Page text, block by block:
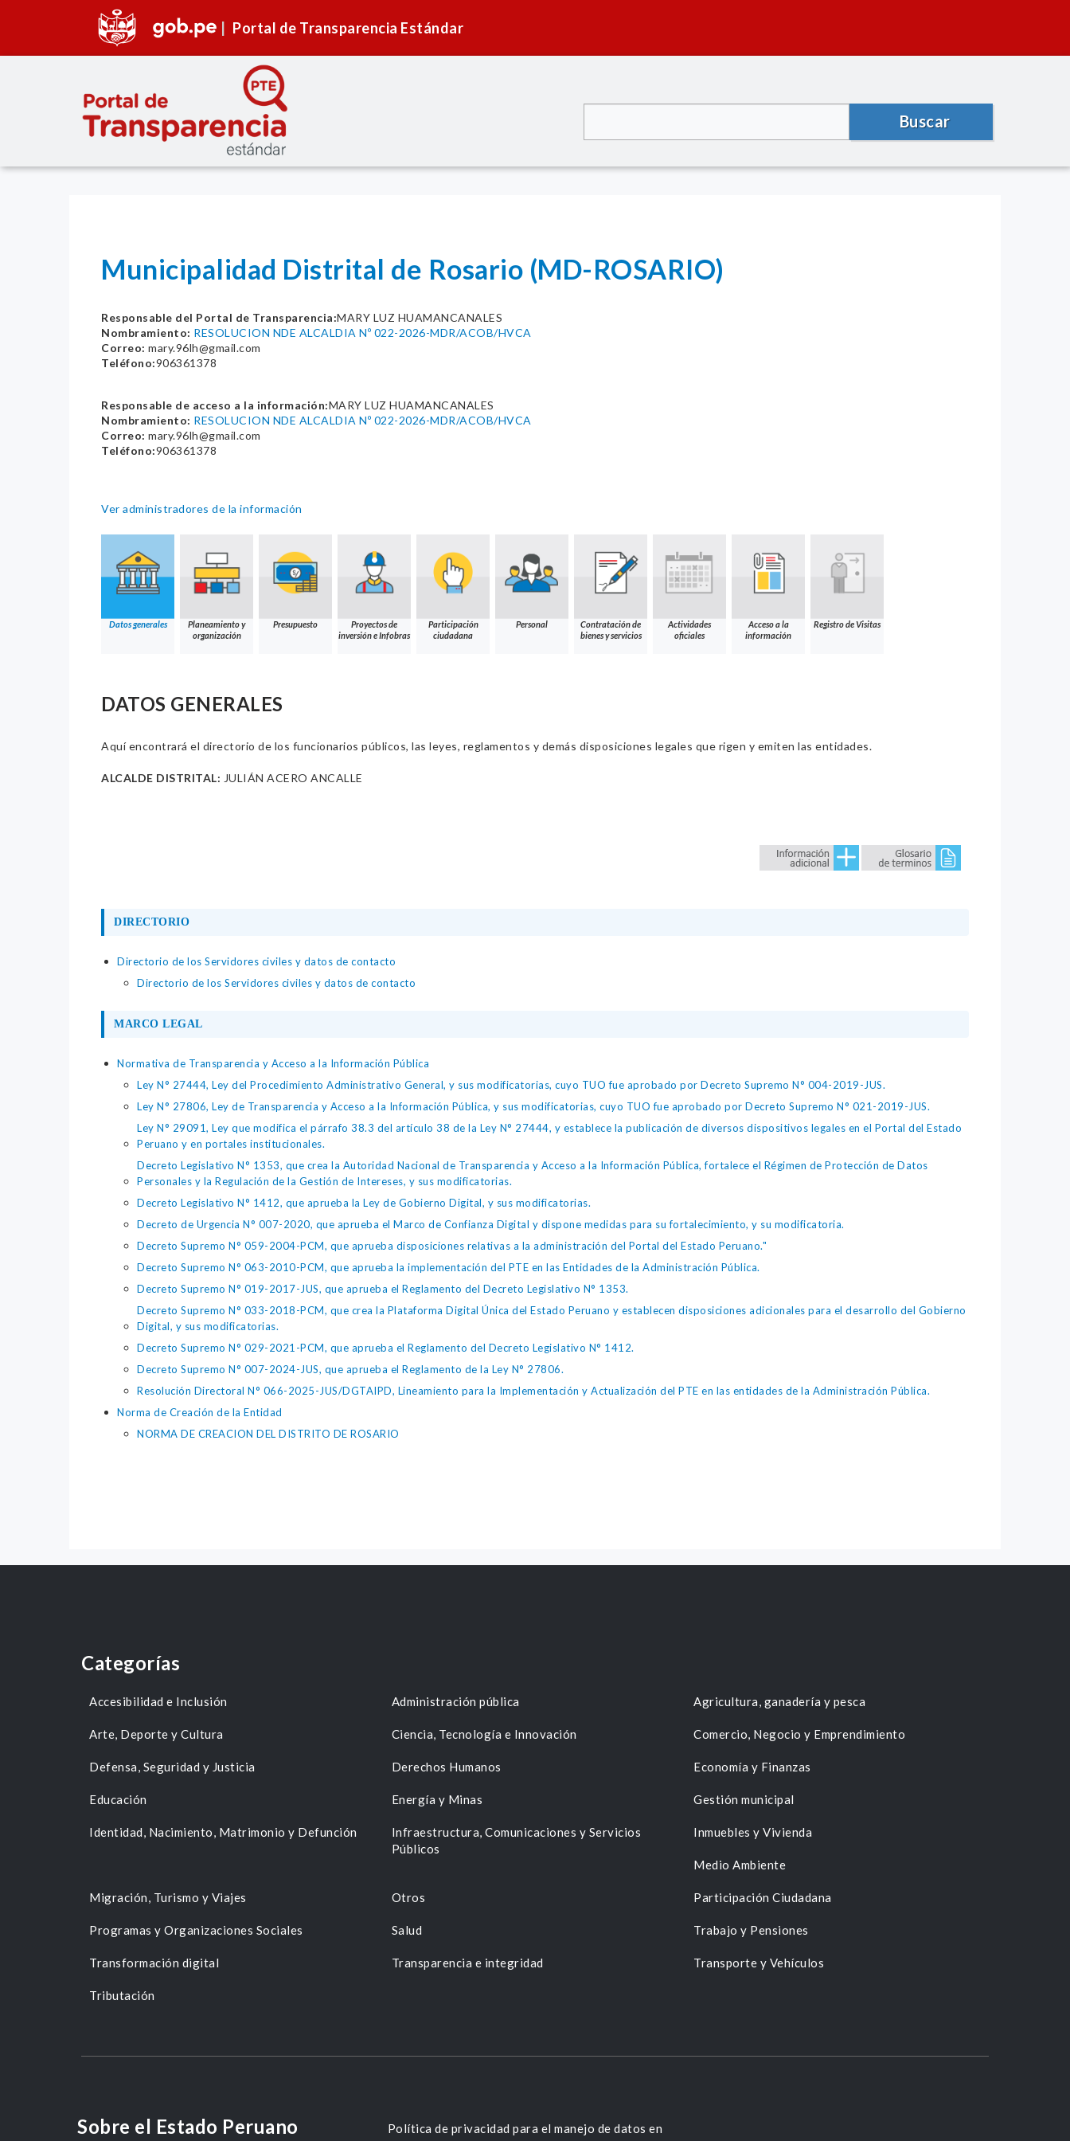
Portal de Transparencia Estándar
Buscar
Municipalidad Distrital de Rosario (MD-ROSARIO)
Responsable del Portal de Transparencia:MARY LUZ HUAMANCANALES
Nombramiento: RESOLUCION NDE ALCALDIA Nº 022-2026-MDR/ACOB/HVCA
Correo: mary.96lh@gmail.com
Teléfono:906361378
Responsable de acceso a la información:MARY LUZ HUAMANCANALES
Nombramiento: RESOLUCION NDE ALCALDIA Nº 022-2026-MDR/ACOB/HVCA
Correo: mary.96lh@gmail.com
Teléfono:906361378
Ver administradores de la información
Datos generales
Planeamiento y
organización
Presupuesto
Proyectos de
inversión e Infobras
Participación
ciudadana
Personal
Contratación de
bienes y servicios
Actividades
oficiales
Acceso a la
información
Registro de Visitas
DATOS GENERALES
Aquí encontrará el directorio de los funcionarios públicos, las leyes, reglamentos y demás disposiciones legales que rigen y emiten las entidades.
ALCALDE DISTRITAL: JULIÁN ACERO ANCALLE
DIRECTORIO
Directorio de los Servidores civiles y datos de contacto
Directorio de los Servidores civiles y datos de contacto
MARCO LEGAL
Normativa de Transparencia y Acceso a la Información Pública
Ley N° 27444, Ley del Procedimiento Administrativo General, y sus modificatorias, cuyo TUO fue aprobado por Decreto Supremo N° 004-2019-JUS.
Ley N° 27806, Ley de Transparencia y Acceso a la Información Pública, y sus modificatorias, cuyo TUO fue aprobado por Decreto Supremo N° 021-2019-JUS.
Ley N° 29091, Ley que modifica el párrafo 38.3 del artículo 38 de la Ley N° 27444, y establece la publicación de diversos dispositivos legales en el Portal del Estado
Peruano y en portales institucionales.
Decreto Legislativo N° 1353, que crea la Autoridad Nacional de Transparencia y Acceso a la Información Pública, fortalece el Régimen de Protección de Datos
Personales y la Regulación de la Gestión de Intereses, y sus modificatorias.
Decreto Legislativo N° 1412, que aprueba la Ley de Gobierno Digital, y sus modificatorias.
Decreto de Urgencia N° 007-2020, que aprueba el Marco de Confianza Digital y dispone medidas para su fortalecimiento, y su modificatoria.
Decreto Supremo N° 059-2004-PCM, que aprueba disposiciones relativas a la administración del Portal del Estado Peruano."
Decreto Supremo N° 063-2010-PCM, que aprueba la implementación del PTE en las Entidades de la Administración Pública.
Decreto Supremo N° 019-2017-JUS, que aprueba el Reglamento del Decreto Legislativo N° 1353.
Decreto Supremo N° 033-2018-PCM, que crea la Plataforma Digital Única del Estado Peruano y establecen disposiciones adicionales para el desarrollo del Gobierno
Digital, y sus modificatorias.
Decreto Supremo N° 029-2021-PCM, que aprueba el Reglamento del Decreto Legislativo N° 1412.
Decreto Supremo N° 007-2024-JUS, que aprueba el Reglamento de la Ley N° 27806.
Resolución Directoral N° 066-2025-JUS/DGTAIPD, Lineamiento para la Implementación y Actualización del PTE en las entidades de la Administración Pública.
Norma de Creación de la Entidad
NORMA DE CREACION DEL DISTRITO DE ROSARIO
Categorías
Accesibilidad e Inclusión Administración pública Agricultura, ganadería y pesca
Arte, Deporte y Cultura Ciencia, Tecnología e Innovación Comercio, Negocio y Emprendimiento
Defensa, Seguridad y Justicia Derechos Humanos Economía y Finanzas
Educación Energía y Minas Gestión municipal
Identidad, Nacimiento, Matrimonio y Defunción
Infraestructura, Comunicaciones y Servicios
Públicos
Inmuebles y Vivienda
Medio Ambiente
Migración, Turismo y Viajes Otros Participación Ciudadana
Programas y Organizaciones Sociales Salud Trabajo y Pensiones
Transformación digital Transparencia e integridad Transporte y Vehículos
Tributación
Sobre el Estado Peruano
Política de privacidad para el manejo de datos en